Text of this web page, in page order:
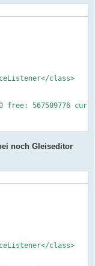
class>
free: 567509776 cur:
noch Gleiseditor
class>